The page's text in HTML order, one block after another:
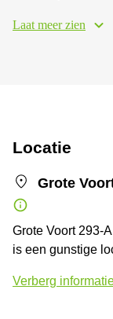
Laat meer zien
Locatie
Grote
Grote Voort 293-
is een gunstige
Verberg